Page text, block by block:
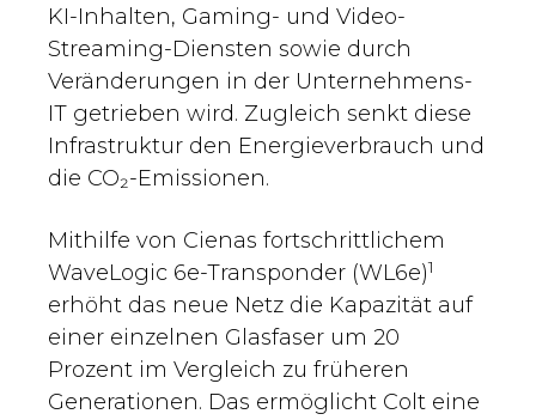
KI-Inhalten, Gaming- und Video-
Streaming-Diensten sowie durch
Veränderungen in der Unternehmens-
IT getrieben wird. Zugleich senkt diese
Infrastruktur den Energieverbrauch und
die CO₂-Emissionen.
Mithilfe von Cienas fortschrittlichem
WaveLogic 6e-Transponder (WL6e)1
erhöht das neue Netz die Kapazität auf
einer einzelnen Glasfaser um 20
Prozent im Vergleich zu früheren
Generationen. Das ermöglicht Colt eine